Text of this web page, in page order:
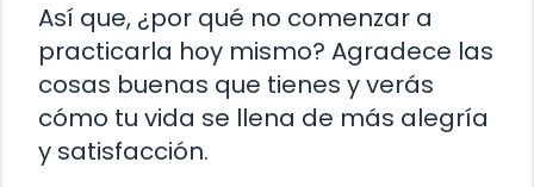
Así que, ¿por qué no comenzar a
practicarla hoy mismo? Agradece las
cosas buenas que tienes y verás
cómo tu vida se llena de más alegría
y satisfacción.